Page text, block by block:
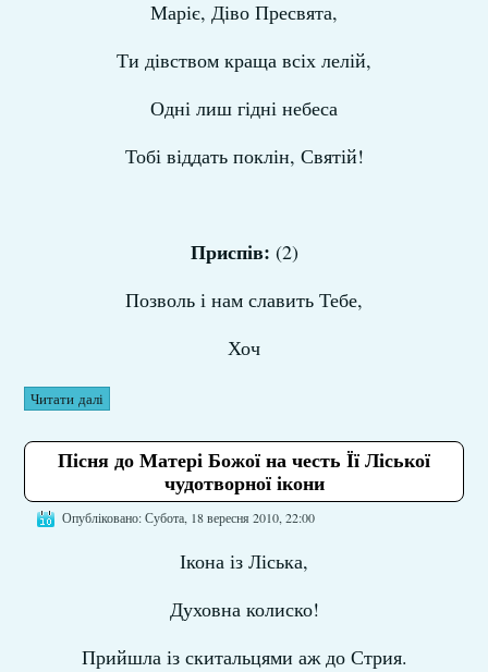
Маріє, Діво Пресвята,
Ти дівством краща всіх лелій,
Одні лиш гідні небеса
Тобі віддать поклін, Святій!
Приспів: (2)
Позволь і нам славить Тебе,
Хоч
Читати далі
Пісня до Матері Божої на честь Її Ліської
чудотворної ікони
Опубліковано: Субота, 18 вересня 2010, 22:00
Ікона із Ліська,
Духовна колиско!
Прийшла із скитальцями аж до Стрия.